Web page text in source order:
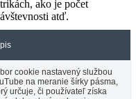
ako je počet
atď.
cookie nastavený službou
na meranie šírky pásma,
určuje, či používateľ získa